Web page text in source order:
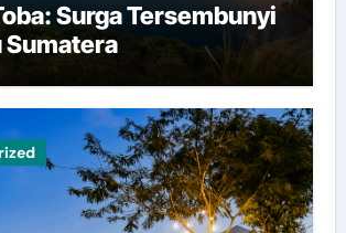
Surga Tersembunyi
Sumatera